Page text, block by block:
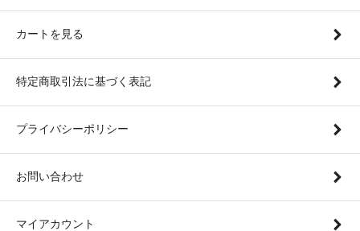
カートを見る
特定商取引法に基づく表記
プライバシーポリシー
お問い合わせ
マイアカウント